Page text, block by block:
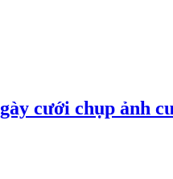
cưới chụp ảnh